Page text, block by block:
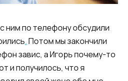
ним по телефону обсудили
.Потом мы закончили
завис, а Игорь почему-то
и получилось, что я